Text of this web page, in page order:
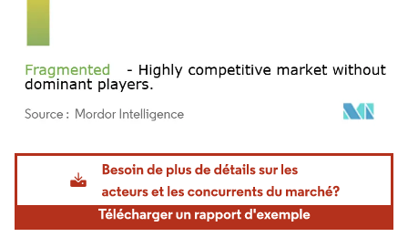
Image © Mordor Intelligence. La réutilisation nécessite une attribution sous CC BY